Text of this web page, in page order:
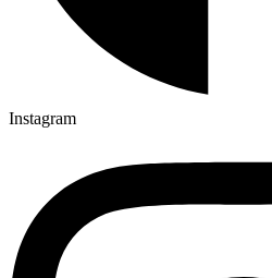
Instagram